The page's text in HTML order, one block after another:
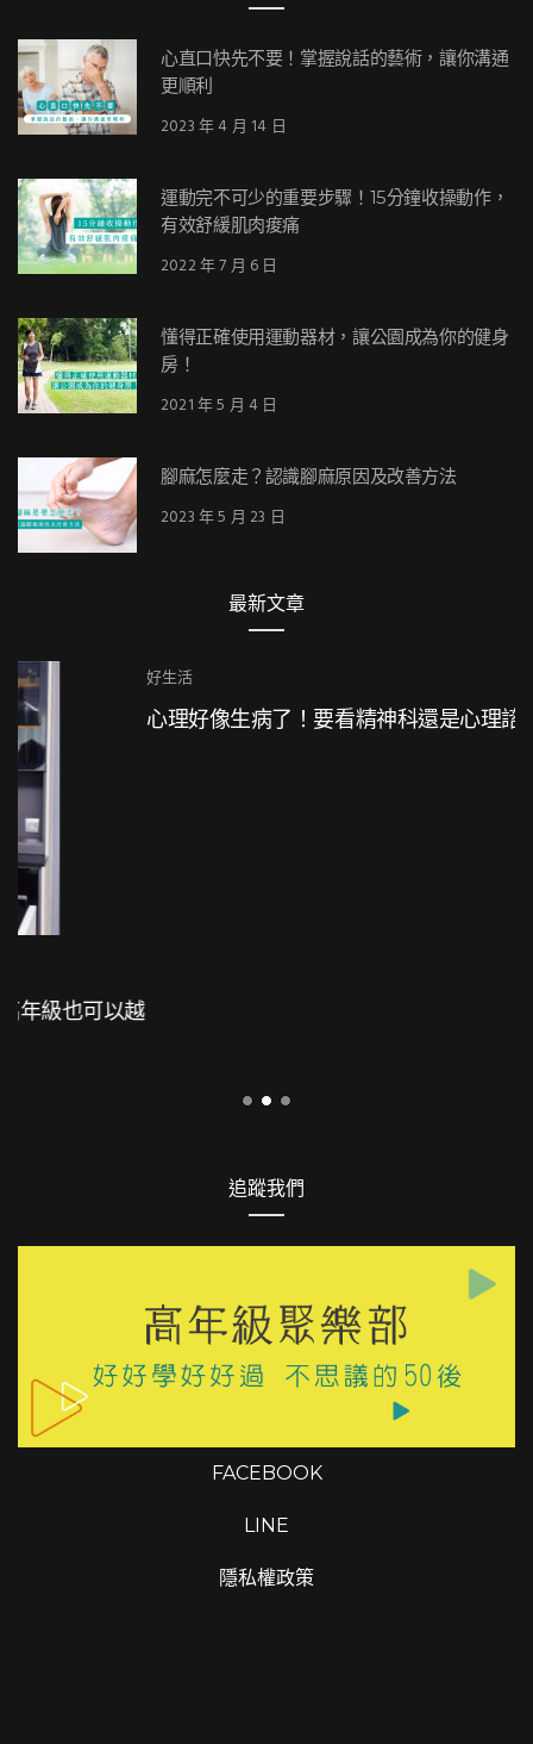
心直口快先不要！掌握說話的藝術，讓你溝通
更順利
2023 年 4 月 14 日
運動完不可少的重要步驟！15分鐘收操動作，
有效舒緩肌肉痠痛
2022 年 7 月 6 日
懂得正確使用運動器材，讓公園成為你的健身
房！
2021 年 5 月 4 日
腳麻怎麼走？認識腳麻原因及改善方法
2023 年 5 月 23 日
最新文章
好生活
心理好像生病了！要看精神科還是心理諮商？
LINE
隱私權政策
LINE
Copyrights © 2026 高年級聚樂部